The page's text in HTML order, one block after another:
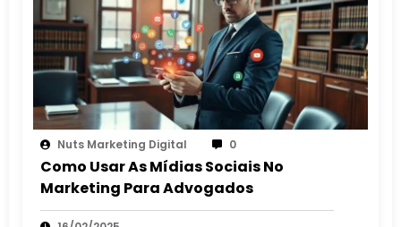
Nuts Marketing Digital 0
Como Usar As Mídias Sociais No
Marketing Para Advogados